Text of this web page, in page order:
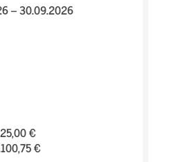
– 30.09.2026
€
€